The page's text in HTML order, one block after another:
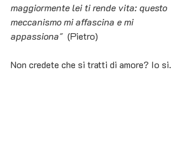
maggiormente lei ti rende vita: questo
meccanismo mi affascina e mi
appassiona" (Pietro)
Non credete che si tratti di amore? Io si.